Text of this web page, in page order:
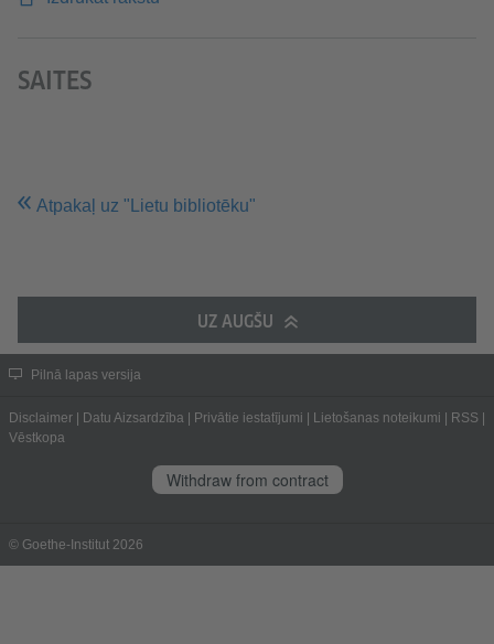
SAITES
Atpakaļ uz "Lietu bibliotēku"
UZ AUGŠU
Pilnā lapas versija
Disclaimer Datu Aizsardzība Privātie iestatījumi Lietošanas noteikumi RSS
Vēstkopa
Withdraw from contract
© Goethe-Institut 2026